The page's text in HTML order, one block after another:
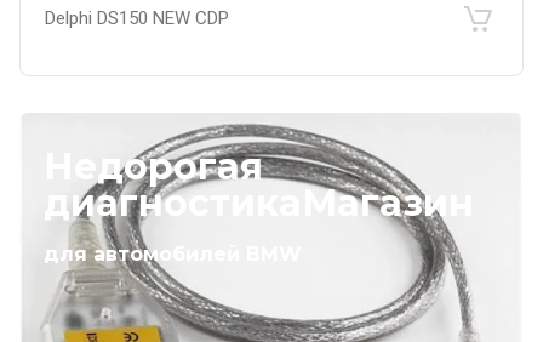
Delphi DS150 NEW CDP
Недорогая
диагностикаМагазин
для автомобилей BMW